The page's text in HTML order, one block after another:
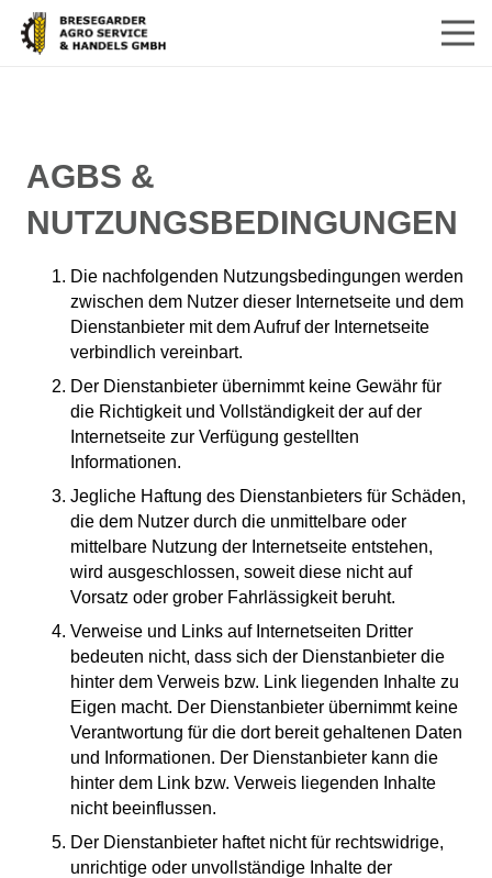
AGBS &
NUTZUNGSBEDINGUNGEN
Die nachfolgenden Nutzungsbedingungen werden
zwischen dem Nutzer dieser Internetseite und dem
Dienstanbieter mit dem Aufruf der Internetseite
verbindlich vereinbart.
Der Dienstanbieter übernimmt keine Gewähr für
die Richtigkeit und Vollständigkeit der auf der
Internetseite zur Verfügung gestellten
Informationen.
Jegliche Haftung des Dienstanbieters für Schäden,
die dem Nutzer durch die unmittelbare oder
mittelbare Nutzung der Internetseite entstehen,
wird ausgeschlossen, soweit diese nicht auf
Vorsatz oder grober Fahrlässigkeit beruht.
Verweise und Links auf Internetseiten Dritter
bedeuten nicht, dass sich der Dienstanbieter die
hinter dem Verweis bzw. Link liegenden Inhalte zu
Eigen macht. Der Dienstanbieter übernimmt keine
Verantwortung für die dort bereit gehaltenen Daten
und Informationen. Der Dienstanbieter kann die
hinter dem Link bzw. Verweis liegenden Inhalte
nicht beeinflussen.
Der Dienstanbieter haftet nicht für rechtswidrige,
unrichtige oder unvollständige Inhalte der